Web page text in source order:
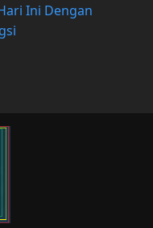
Ini Dengan